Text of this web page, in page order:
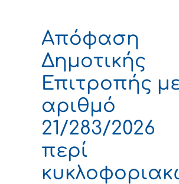
Απόφαση
Δημοτικής
Επιτροπής
αριθμό
21/283/2026
περί